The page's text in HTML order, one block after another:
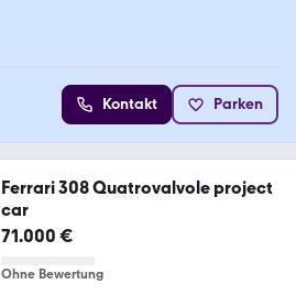
Kontakt Parken
Ferrari 308 Quatrovalvole project
car
71.000 €
Ohne Bewertung